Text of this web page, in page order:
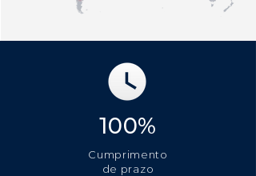
100%
Cumprimento
de prazo